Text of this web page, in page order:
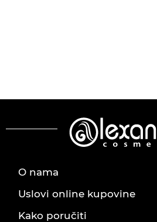
O nama
Uslovi online kupovine
Kako poručiti